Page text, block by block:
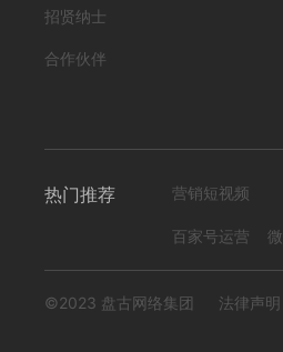
招贤纳士
合作伙伴
热门推荐 营销短视频
百家号运营
©2023 盘古网络集团 法律声明